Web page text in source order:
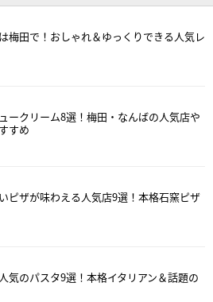
梅田で！おしゃれ＆ゆっくりできる人気レ
ークリーム8選！梅田・なんばの人気店や
すめ
ピザが味わえる人気店9選！本格石窯ピザ
気のパスタ9選！本格イタリアン＆話題の